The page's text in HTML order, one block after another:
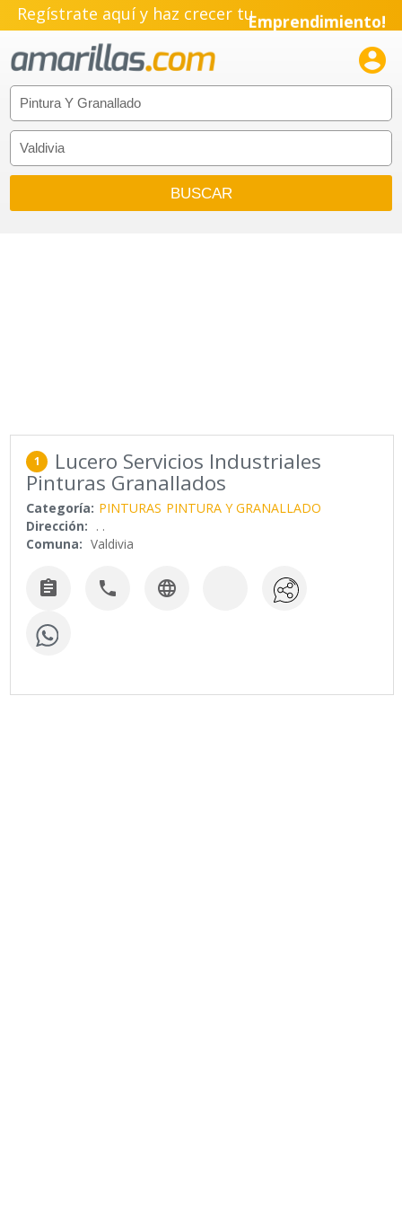
Regístrate aquí y haz crecer tuEmprendimiento!

1 Lucero Servicios Industriales
Pinturas Granallados
Categoría: PINTURAS PINTURA Y GRANALLADO
Dirección: . .
Comuna: Valdivia
  